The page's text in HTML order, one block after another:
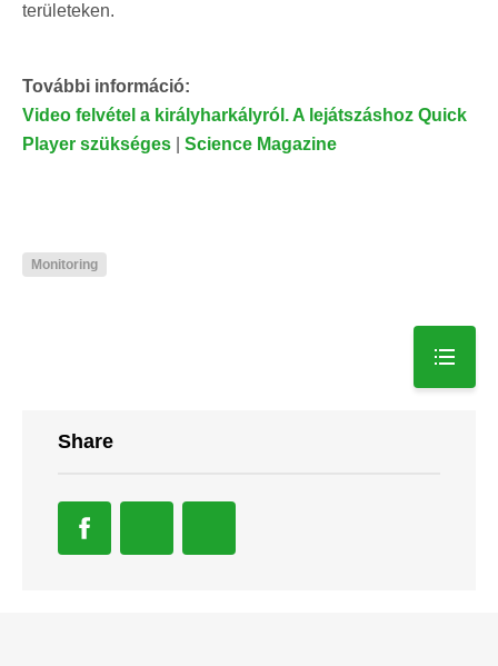
területeken.
További információ:
Video felvétel a királyharkályról. A lejátszáshoz Quick
Player szükséges
Science Magazine
Monitoring
Share